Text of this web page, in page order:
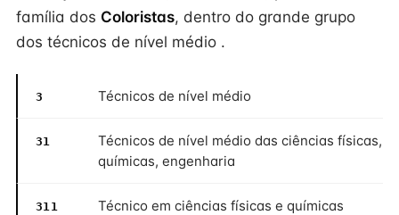
família dos Coloristas, dentro do grande grupo
dos técnicos de nível médio .
3 Técnicos de nível médio
31
Técnicos de nível médio das ciências físicas,
químicas, engenharia
311 Técnico em ciências físicas e químicas